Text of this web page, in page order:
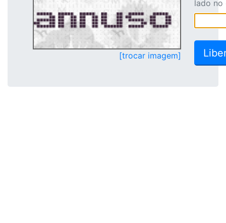
[trocar imagem]
lado no